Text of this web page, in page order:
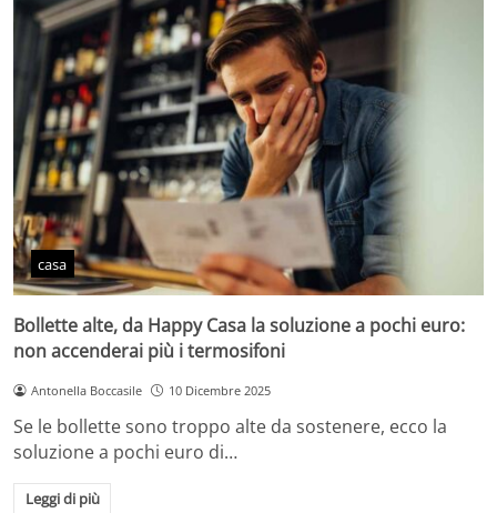
casa
Bollette alte, da Happy Casa la soluzione a pochi euro:
non accenderai più i termosifoni
Antonella Boccasile 10 Dicembre 2025
Se le bollette sono troppo alte da sostenere, ecco la
soluzione a pochi euro di…
Leggi di più